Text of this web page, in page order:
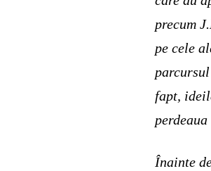
precum
pe cele
fapt,
Înainte